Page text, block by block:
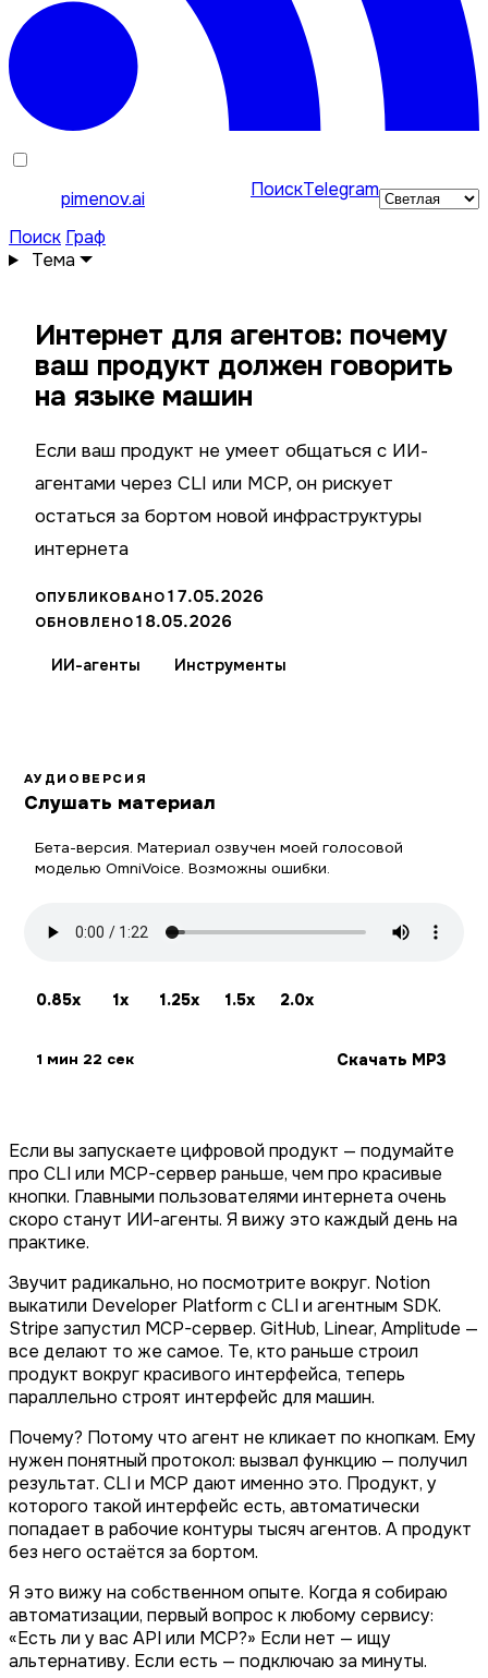
pimenov.ai ПоискTelegram
Поиск Граф
Тема
Интернет для агентов: почему
ваш продукт должен говорить
на языке машин
Если ваш продукт не умеет общаться с ИИ-
агентами через CLI или MCP, он рискует
остаться за бортом новой инфраструктуры
интернета
ОПУБЛИКОВАНО17.05.2026
ОБНОВЛЕНО18.05.2026
ИИ-агенты Инструменты
АУДИОВЕРСИЯ
Слушать материал
Бета-версия. Материал озвучен моей голосовой
моделью OmniVoice. Возможны ошибки.
0.85x 1x 1.25x 1.5x 2.0x
1 мин 22 сек Скачать MP3
Если вы запускаете цифровой продукт — подумайте
про CLI или MCP-сервер раньше, чем про красивые
кнопки. Главными пользователями интернета очень
скоро станут ИИ-агенты. Я вижу это каждый день на
практике.
Звучит радикально, но посмотрите вокруг. Notion
выкатили Developer Platform с CLI и агентным SDK.
Stripe запустил MCP-сервер. GitHub, Linear, Amplitude —
все делают то же самое. Те, кто раньше строил
продукт вокруг красивого интерфейса, теперь
параллельно строят интерфейс для машин.
Почему? Потому что агент не кликает по кнопкам. Ему
нужен понятный протокол: вызвал функцию — получил
результат. CLI и MCP дают именно это. Продукт, у
которого такой интерфейс есть, автоматически
попадает в рабочие контуры тысяч агентов. А продукт
без него остаётся за бортом.
Я это вижу на собственном опыте. Когда я собираю
автоматизации, первый вопрос к любому сервису:
«Есть ли у вас API или MCP?» Если нет — ищу
альтернативу. Если есть — подключаю за минуты.